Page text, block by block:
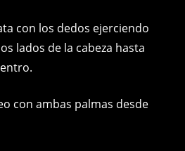
con los dedos ejerciendo
lados de la cabeza hasta
con ambas palmas desde